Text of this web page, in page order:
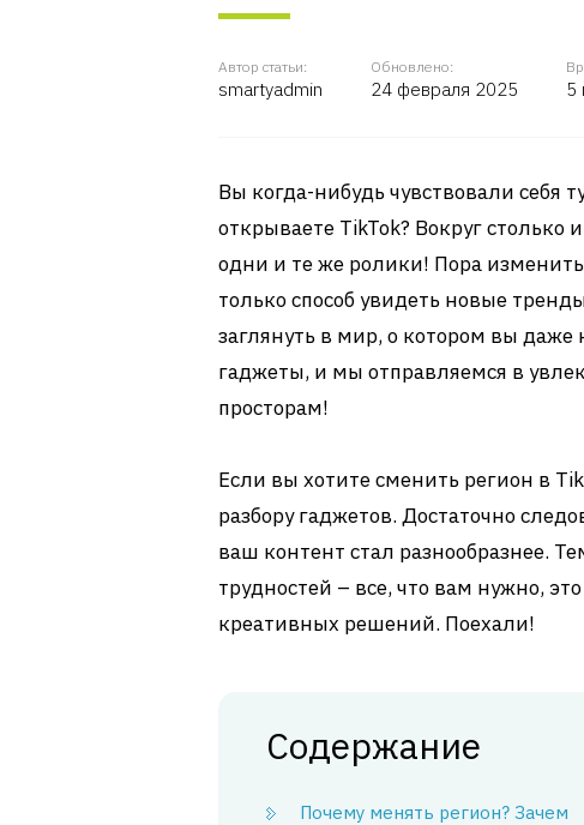
Автор статьи:
smartyadmin
Обновлено:
24 февраля 2025 5
Вы когда-нибудь чувствовали себя
открываете TikTok? Вокруг столько
одни и те же ролики! Пора
только способ увидеть новые
заглянуть в мир, о котором вы даже
гаджеты, и мы отправляемся в
просторам!
Если вы хотите сменить регион в
разбору гаджетов. Достаточно
ваш контент стал разнообразнее.
трудностей – все, что вам нужно,
креативных решений. Поехали!
Содержание
Почему менять регион? Зачем